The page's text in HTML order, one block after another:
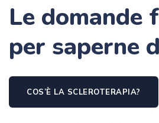
Le domande
per saperne
COS’È LA SCLEROTERAPIA?